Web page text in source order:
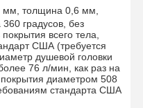
мм, толщина 0,6 мм,
градусов, без
всего тела,
США (требуется
душевой головки
76 л/мин, как раз на
диаметром 508
стандарта США